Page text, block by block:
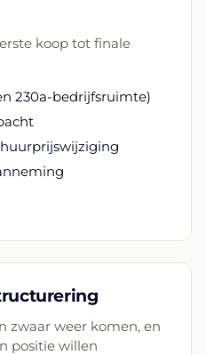
koop tot finale
230a-bedrijfsruimte)
zwaar weer komen, en
positie willen